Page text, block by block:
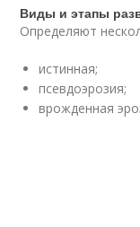
Виды и этапы
Определяют
истинная;
псевдоэрозия;
врожденная